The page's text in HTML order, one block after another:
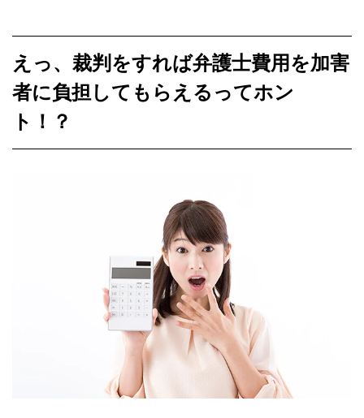
えっ、裁判をすれば弁護士費用を加害
者に負担してもらえるってホン
ト！？